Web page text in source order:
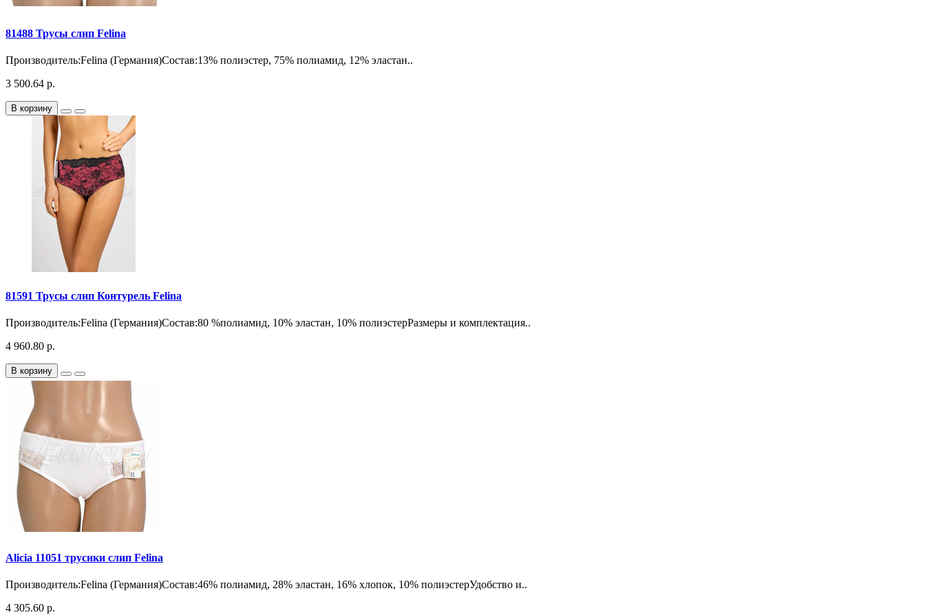
81488 Трусы слип Felina
Производитель:Felina (Германия)Состав:13% полиэстер, 75% полиамид, 12% эластан..
3 500.64 р.
В корзину
81591 Трусы слип Контурель Felina
Производитель:Felina (Германия)Состав:80 %полиамид, 10% эластан, 10% полиэстерРазмеры и комплектация..
4 960.80 р.
В корзину
Alicia 11051 трусики слип Felina
Производитель:Felina (Германия)Состав:46% полиамид, 28% эластан, 16% хлопок, 10% полиэстерУдобство и..
4 305.60 р.